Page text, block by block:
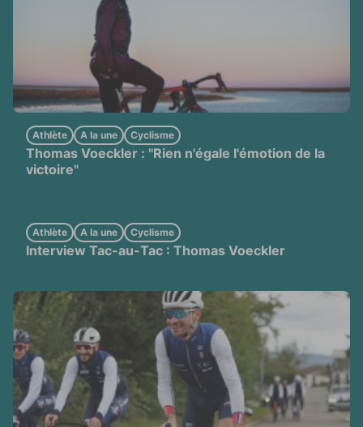
Thomas Voeckler : "Rien n'égale l'émotion de la
victoire"
Athlète A la une Cyclisme
Interview Tac-au-Tac : Thomas Voeckler
Athlète A la une Cyclisme